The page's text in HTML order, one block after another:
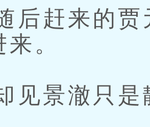
赶来的贾
。
景澈只是